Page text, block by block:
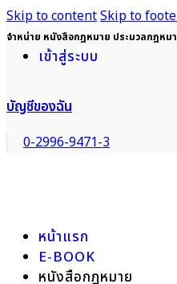
Skip to contentSkip to
จำหน่าย หนังสือกฎหมาย ประมวลกฎหม
เข้าสู่ระบบ
บัญชีของฉัน
0-2996-9471-3
หน้าแรก
E-BOOK
หนังสือกฎหมาย